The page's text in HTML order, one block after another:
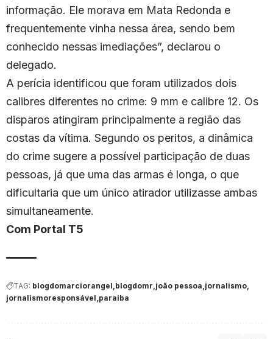
informação. Ele morava em Mata Redonda e
frequentemente vinha nessa área, sendo bem
conhecido nessas imediações”, declarou o
delegado.
A perícia identificou que foram utilizados dois
calibres diferentes no crime: 9 mm e calibre 12. Os
disparos atingiram principalmente a região das
costas da vítima. Segundo os peritos, a dinâmica
do crime sugere a possível participação de duas
pessoas, já que uma das armas é longa, o que
dificultaria que um único atirador utilizasse ambas
simultaneamente.
Com Portal T5
TAG: blogdomarciorangel blogdomr joão pessoa jornalismo
jornalismoresponsável paraiba